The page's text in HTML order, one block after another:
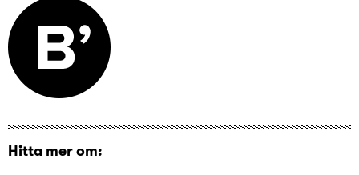
Hitta mer om: